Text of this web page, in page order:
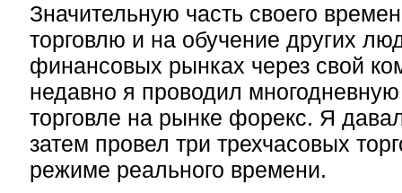
Значительную часть своего
торговлю и на обучение других
финансовых рынках через свой
недавно я проводил
торговле на рынке форекс. Я
затем провел три трехчасовых
режиме реального времени.